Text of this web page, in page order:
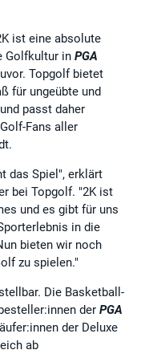
ist eine absolute
Golfkultur in PGA
Topgolf bietet
für ungeübte und
passt daher
Fans aller
das Spiel", erklärt
bei Topgolf. "2K ist
und es gibt für uns
in die
bieten wir noch
zu spielen."
Die Basketball-
der PGA
der Deluxe
ab